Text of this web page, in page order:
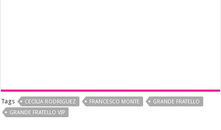
Tags CECILIA RODRIGUEZ FRANCESCO MONTE
GRANDE FRATELLO
GRANDE FRATELLO VIP